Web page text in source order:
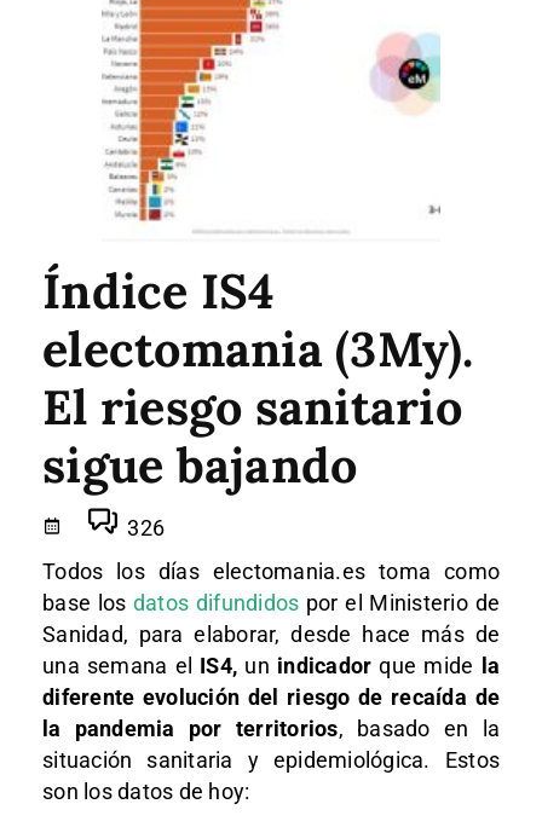
Índice IS4
electomania (3My).
El riesgo sanitario
sigue bajando
326
Todos los días electomania.es toma como
base los datos difundidos por el Ministerio de
Sanidad, para elaborar, desde hace más de
una semana el IS4, un indicador que mide la
diferente evolución del riesgo de recaída de
la pandemia por territorios, basado en la
situación sanitaria y epidemiológica. Estos
son los datos de hoy: